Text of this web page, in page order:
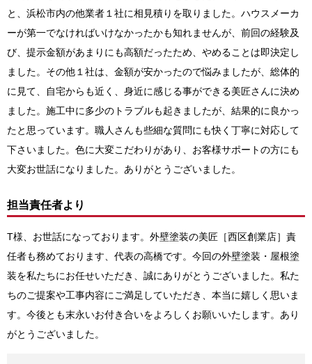
と、浜松市内の他業者１社に相見積りを取りました。ハウスメーカ
ーが第一でなければいけなかったかも知れませんが、前回の経験及
び、提示金額があまりにも高額だったため、やめることは即決定し
ました。その他１社は、金額が安かったので悩みましたが、総体的
に見て、自宅からも近く、身近に感じる事ができる美匠さんに決め
ました。施工中に多少のトラブルも起きましたが、結果的に良かっ
たと思っています。職人さんも些細な質問にも快く丁寧に対応して
下さいました。色に大変こだわりがあり、お客様サポートの方にも
大変お世話になりました。ありがとうございました。
担当責任者より
T様、お世話になっております。外壁塗装の美匠［西区創業店］ 責
任者も務めております、代表の高橋です。今回の外壁塗装・屋根塗
装を私たちにお任せいただき、誠にありがとうございました。私た
ちのご提案や工事内容にご満足していただき、本当に嬉しく思いま
す。今後とも末永いお付き合いをよろしくお願いいたします。あり
がとうございました。